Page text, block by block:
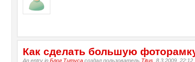
Как сделать большую
An entry inБлог Титуса создал пользователь Titus , 8.3.2009, 22:12